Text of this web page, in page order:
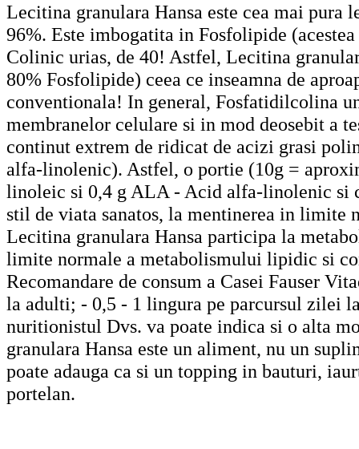
Lecitina granulara Hansa este cea mai pura
96%. Este imbogatita in Fosfolipide
Colinic urias, de 40! Astfel, Lecitina
80% Fosfolipide) ceea ce inseamna de
conventionala! In general, Fosfatidilcolina
membranelor celulare si in mod deosebit a
continut extrem de ridicat de acizi grasi
alfa-linolenic). Astfel, o portie (10g =
linoleic si 0,4 g ALA - Acid alfa-linolenic si
stil de viata sanatos, la mentinerea in
Lecitina granulara Hansa participa la
limite normale a metabolismului lipidic si
Recomandare de consum a Casei Fauser
la adulti; - 0,5 - 1 lingura pe parcursul zilei
nuritionistul Dvs. va poate indica si o alta
granulara Hansa este un aliment, nu un
poate adauga ca si un topping in bauturi,
portelan.